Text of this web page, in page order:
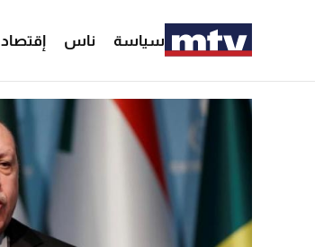
سياسة ناس إقتصاد